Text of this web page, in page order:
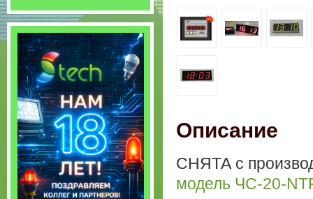
Описание
СНЯТА с
модель ЧС-20-